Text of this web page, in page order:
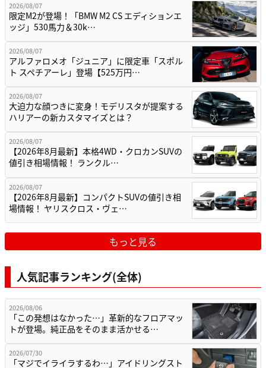
2026/08/07
限定M2が登場！「BMW M2 CS エディションエ
ッジ」530馬力＆30k…
2026/08/07
アルファロメオ「ジュニア」に限定車「スポル
ト スペチアーレ」登場【525万円…
2026/08/07
大迫力な顔つきに変身！モデリスタが提案する
ハリアーの新カスタマイズとは？
2026/08/07
【2026年8月最新】本格4WD・クロカンSUVの
値引き相場情報！ ランクル…
2026/08/07
【2026年8月最新】コンパクトSUVの値引き相
場情報！ ヤリスクロス・ヴェ…
もっと見る
人気記事ランキング(全体)
2026/08/06
「この発想はなかった…」革新的なフロアマッ
トが登場。純正品をそのまま活かせる…
2026/07/30
「マジでイライラするわ…」アイドリングスト